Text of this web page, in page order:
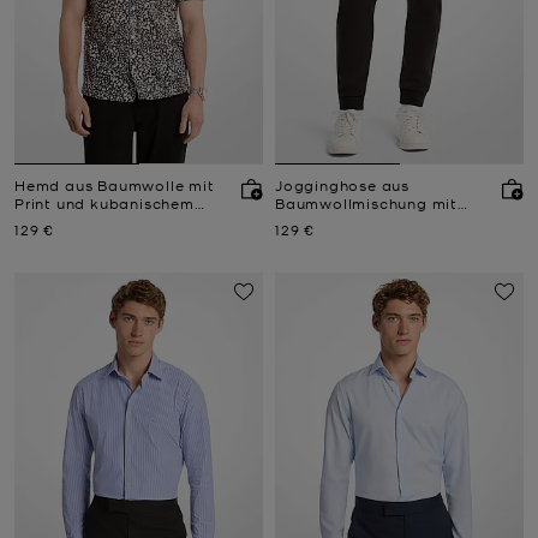
Hemd aus Baumwolle mit
Print und kubanischem
Jetzt
129 €
Jogginghose aus
Baumwollmischung mit
Jetzt
129 €